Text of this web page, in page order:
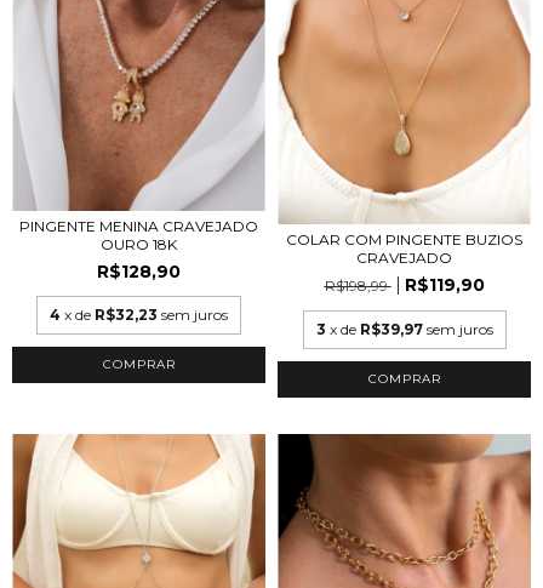
PINGENTE MENINA CRAVEJADO
OURO 18K
R$128,90
4 x de R$32,23 sem juros
COMPRAR
COLAR COM PINGENTE BUZIOS
CRAVEJADO
R$198,99
R$119,90
3 x de R$39,97 sem juros
COMPRAR